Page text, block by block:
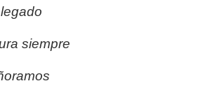
siempre